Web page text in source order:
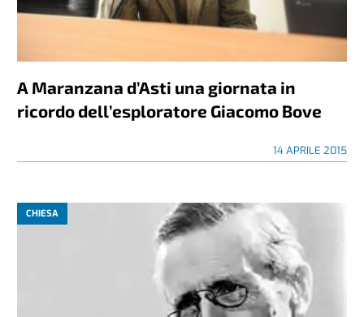
A Maranzana d’Asti una giornata in
ricordo dell’esploratore Giacomo Bove
14 APRILE 2015
CHIESA